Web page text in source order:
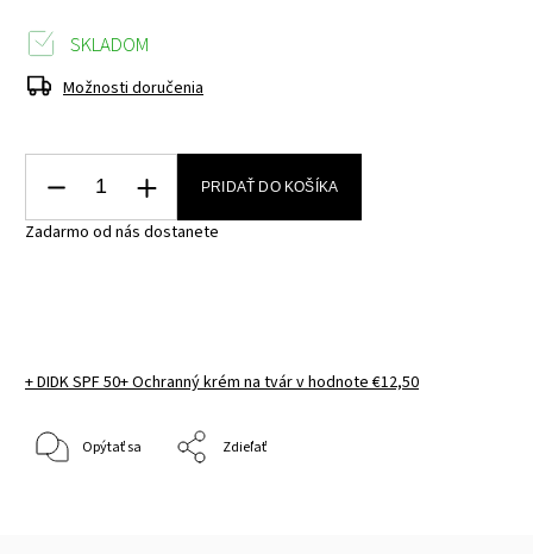
SKLADOM
Možnosti doručenia
PRIDAŤ DO KOŠÍKA
Zadarmo od nás dostanete
+ DIDK SPF 50+ Ochranný krém na tvárv hodnote €12,50
Opýtať sa Zdieľať